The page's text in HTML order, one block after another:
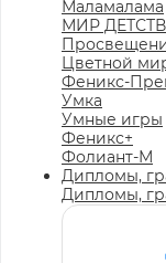
Маламалама
МИР
Цветной
Феникс-
Умка
Умные игры
Феникс+
Фолиант-М
Дипломы,
Дипломы,